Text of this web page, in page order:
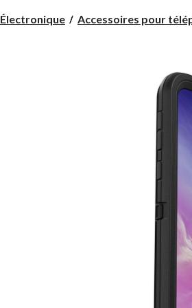
Électronique Accessoires pour